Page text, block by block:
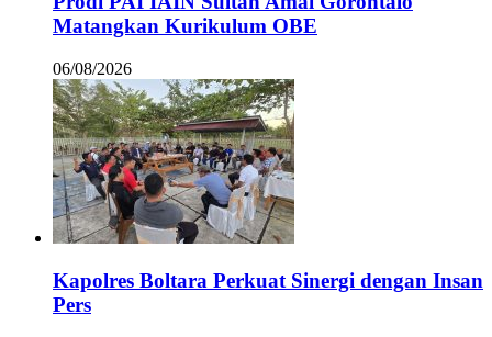
Matangkan Kurikulum OBE
06/08/2026
Kapolres Boltara Perkuat Sinergi dengan Insan
Pers